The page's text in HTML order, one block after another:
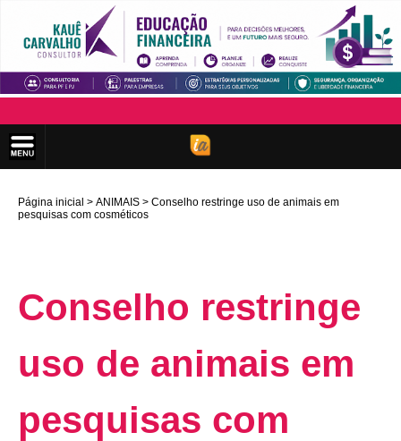
Página inicial ANIMAIS
Conselho restringe uso de animais em
pesquisas com cosméticos
Conselho restringe
uso de animais em
pesquisas com